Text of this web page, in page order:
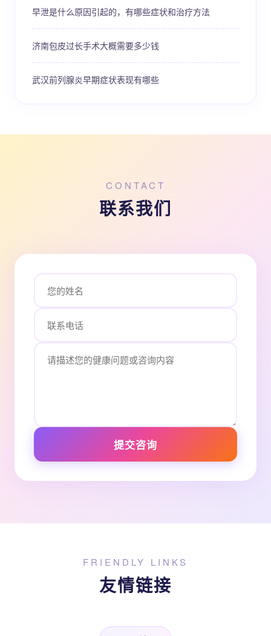
早泄是什么原因引起的，有哪些症状和治疗方法
济南包皮过长手术大概需要多少钱
武汉前列腺炎早期症状表现有哪些
CONTACT
联系我们
提交咨询
FRIENDLY LINKS
友情链接